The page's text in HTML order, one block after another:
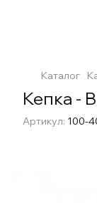
Каталог
Кепка -
Артикул: 100-